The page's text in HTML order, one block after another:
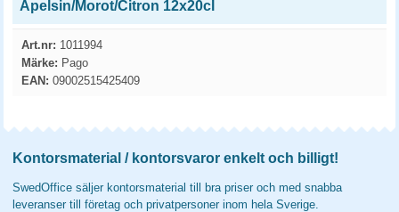
Apelsin/Morot/Citron 12x20cl
Art.nr: 1011994
Märke: Pago
EAN: 09002515425409
Kontorsmaterial / kontorsvaror enkelt och billigt!
SwedOffice säljer kontorsmaterial till bra priser och med snabba
leveranser till företag och privatpersoner inom hela Sverige.